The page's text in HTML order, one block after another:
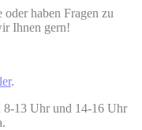
haben Fragen zu
Ihnen gern!
.
8-13 Uhr und 14-16 Uhr